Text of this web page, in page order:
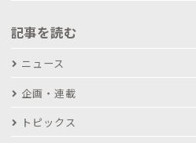
記事を読む
ニュース
企画・連載
トピックス